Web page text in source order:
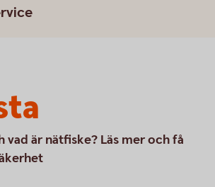
är nätfiske? Läs mer och få